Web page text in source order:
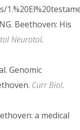
Beethoven: His
Neurotol.
Genomic
Curr Biol.
a medical